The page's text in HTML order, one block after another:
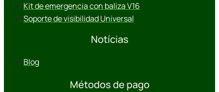
Kit de emergencia con baliza V16
Soporte de visibilidad Universal
Notícias
Blog
Métodos de pago